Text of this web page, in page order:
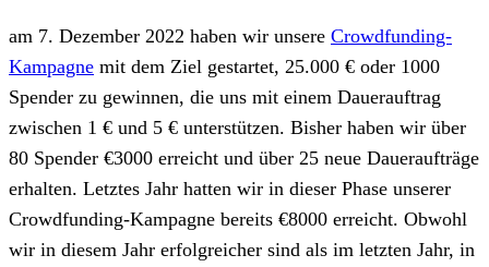
am 7. Dezember 2022 haben wir unsere Crowdfunding-
Kampagne mit dem Ziel gestartet, 25.000 € oder 1000
Spender zu gewinnen, die uns mit einem Dauerauftrag
zwischen 1 € und 5 € unterstützen. Bisher haben wir über
80 Spender €3000 erreicht und über 25 neue Daueraufträge
erhalten. Letztes Jahr hatten wir in dieser Phase unserer
Crowdfunding-Kampagne bereits €8000 erreicht. Obwohl
wir in diesem Jahr erfolgreicher sind als im letzten Jahr, in